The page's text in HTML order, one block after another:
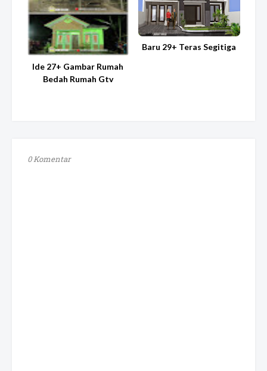
Ide 27+ Gambar Rumah
Bedah Rumah Gtv
Baru 29+ Teras Segitiga
0 Komentar